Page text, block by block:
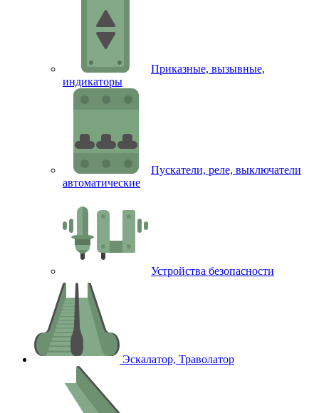
Приказные, вызывные,
индикаторы
Пускатели, реле, выключатели
автоматические
Устройства безопасности
Эскалатор, Траволатор